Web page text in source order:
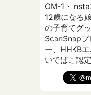
OM-1・
12歳になる
の子育てグ
ScanSnap
ー、HHKB
いでばこ認